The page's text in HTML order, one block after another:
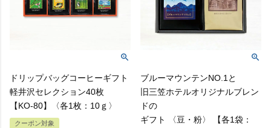
A.蝶結び
A.蝶結び
・コーヒーラスク 1袋
ドリップバッグコーヒーギフト
軽井沢セレクション40枚
【KO-80】〈各1枚：10ｇ〉
クーポン対象
ブルーマウンテンNO.1と
旧三笠ホテルオリジナルブレン
ドの
ギフト 〈豆・粉〉 【各1袋：